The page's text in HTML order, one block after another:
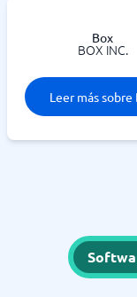
Box
BOX INC.
Leer más sobre